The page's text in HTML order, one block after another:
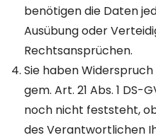
benötigen die Daten
Ausübung oder
Rechtsansprüchen.
Sie haben
gem. Art. 21 Abs. 1 DS-
noch nicht feststeht,
des Verantwortlichen